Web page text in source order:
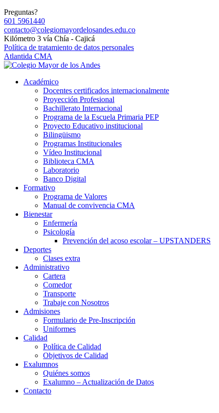
Preguntas?
601 5961440
contacto@colegiomayordelosandes.edu.co
Kilómetro 3 vía Chía - Cajicá
Política de tratamiento de datos personales
Atlantida CMA
Académico
Docentes certificados internacionalmente
Proyección Profesional
Bachillerato Internacional
Programa de la Escuela Primaria PEP
Proyecto Educativo institucional
Bilingüismo
Programas Institucionales
Vídeo Institucional
Biblioteca CMA
Laboratorio
Banco Digital
Formativo
Programa de Valores
Manual de convivencia CMA
Bienestar
Enfermería
Psicología
Prevención del acoso escolar – UPSTANDERS
Deportes
Clases extra
Administrativo
Cartera
Comedor
Transporte
Trabaje con Nosotros
Admisiones
Formulario de Pre-Inscripción
Uniformes
Calidad
Política de Calidad
Objetivos de Calidad
Exalumnos
Quiénes somos
Exalumno – Actualización de Datos
Contacto